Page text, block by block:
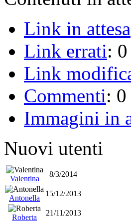
Link in attesa
Link errati: 0
Link
Commenti: 0
Immagini in
Nuovi utenti
Valentina
8/3/2014
Antonella
15/12/2013
Roberta
21/11/2013